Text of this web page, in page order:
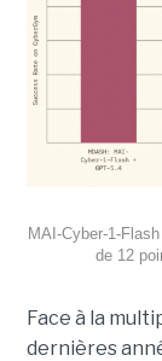
MAI-Cyber-1-
de 12
Face à la
dernières